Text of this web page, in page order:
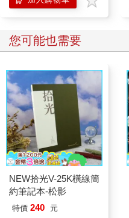
您可能也需要
NEW拾光V-25K橫線簡
約筆記本-松影
特價 240 元